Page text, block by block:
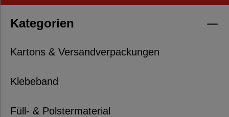
Kategorien
Kartons & Versandverpackungen
Klebeband
Füll- & Polstermaterial